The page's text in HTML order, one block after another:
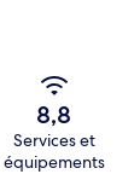
8,8
Services et
équipements